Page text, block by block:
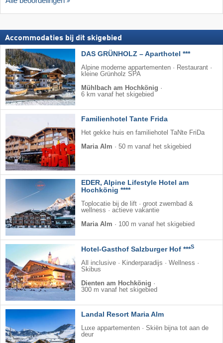
Accommodaties bij dit skigebied
DAS GRÜNHOLZ – Aparthotel ***
Alpine moderne appartementen · Restaurant ·
kleine Grünholz SPA
Mühlbach am Hochkönig ·
6 km vanaf het skigebied
Familienhotel Tante Frida
Het gekke huis en familiehotel TaNte FriDa
Maria Alm · 50 m vanaf het skigebied
EDER, Alpine Lifestyle Hotel am
Hochkönig ****
Toplocatie bij de lift · groot zwembad &
wellness · actieve vakantie
Maria Alm · 100 m vanaf het skigebied
Hotel-Gasthof Salzburger Hof ***S
All inclusive · Kinderparadijs · Wellness ·
Skibus
Dienten am Hochkönig ·
300 m vanaf het skigebied
Landal Resort Maria Alm
Luxe appartementen · Skiën bijna tot aan de
deur